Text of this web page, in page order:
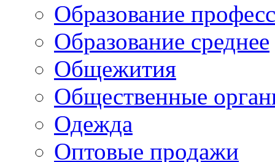
Образование
Образование среднее
Общежития
Общественные
Одежда
Оптовые продажи